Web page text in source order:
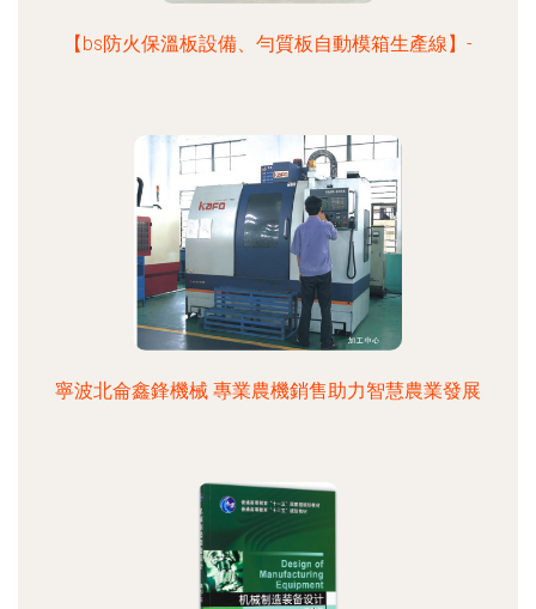
【bs防火保溫板設備、勻質板自動模箱生產線】-
寧波北侖鑫鋒機械 專業農機銷售助力智慧農業發展